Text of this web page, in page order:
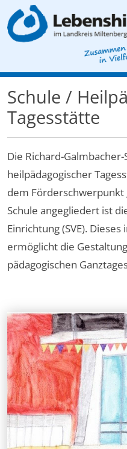
Schule /
Tagesstätte
Die Richard-
heilpädagogischer
dem Förderschwerpunkt
Schule angegliedert ist
Einrichtung (SVE).
ermöglicht die
pädagogischen